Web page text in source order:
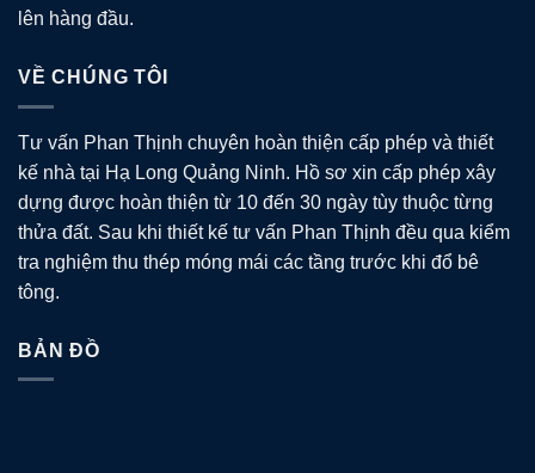
lên hàng đầu.
VỀ CHÚNG TÔI
Tư vấn Phan Thịnh chuyên hoàn thiện cấp phép và thiết
kế nhà tại Hạ Long Quảng Ninh. Hồ sơ xin cấp phép xây
dựng được hoàn thiện từ 10 đến 30 ngày tùy thuộc từng
thửa đất. Sau khi thiết kế tư vấn Phan Thịnh đều qua kiểm
tra nghiệm thu thép móng mái các tầng trước khi đổ bê
tông.
BẢN ĐỒ